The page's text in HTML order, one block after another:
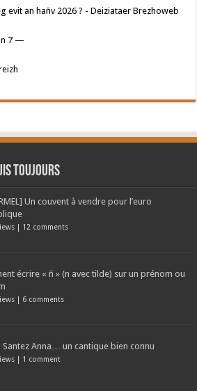
evit an hañv 2026 ? - Deiziataer Brezhoweb
7 —
toujours
Un couvent à vendre pour l’euro
| 12 comments
écrire « ñ » (n avec tilde) sur un prénom ou
| 6 comments
Anna… un cantique bien connu
| 1 comment